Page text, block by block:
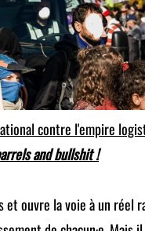
contre l'empire
and bullshit !
et ouvre la voie à un réel